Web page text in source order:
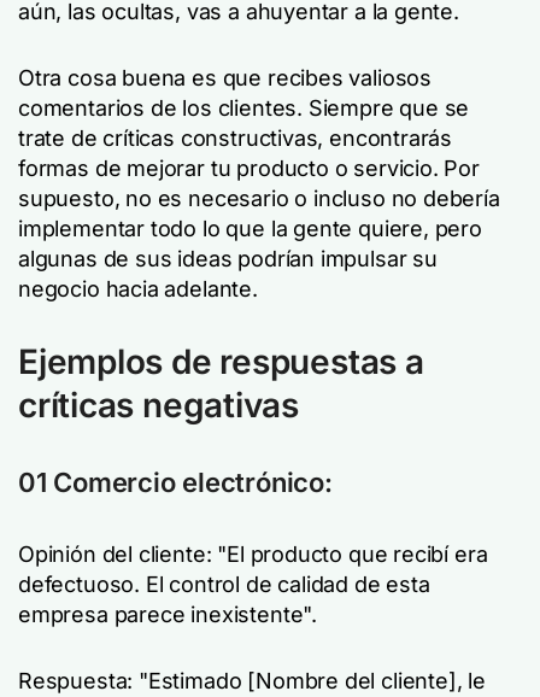
aún, las ocultas, vas a ahuyentar a la gente.
Otra cosa buena es que recibes valiosos
comentarios de los clientes. Siempre que se
trate de críticas constructivas, encontrarás
formas de mejorar tu producto o servicio. Por
supuesto, no es necesario o incluso no debería
implementar todo lo que la gente quiere, pero
algunas de sus ideas podrían impulsar su
negocio hacia adelante.
Ejemplos de respuestas a
críticas negativas
01 Comercio electrónico:
Opinión del cliente: "El producto que recibí era
defectuoso. El control de calidad de esta
empresa parece inexistente".
Respuesta: "Estimado [Nombre del cliente], le